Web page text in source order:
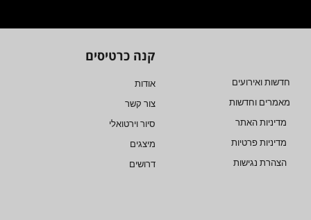
חדשות ואירועים
מאמרים וחדשות
מדיניות האתר
מדיניות פרטיות
הצהרת נגישות
קנה כרטיסים
אודות
צור קשר
סיור וירטואלי
מיצגים
דרושים